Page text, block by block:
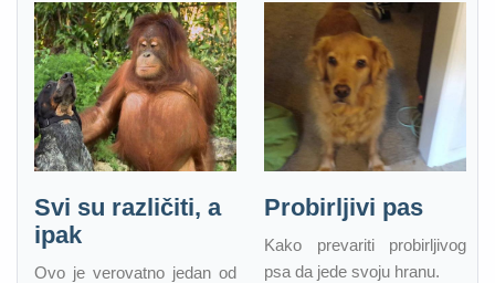
Svi su različiti, a
ipak
Ovo je verovatno jedan od
Probirljivi pas
Kako prevariti probirljivog
psa da jede svoju hranu.